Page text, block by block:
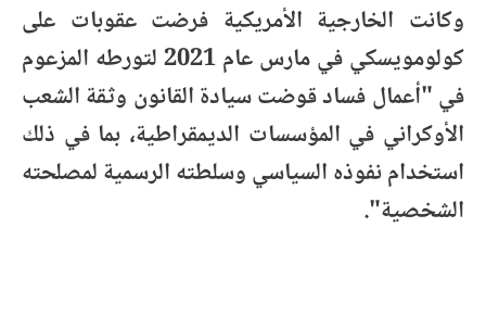
وكانت الخارجية الأمريكية فرضت عقوبات على
كولومويسكي في مارس عام 2021 لتورطه المزعوم
في "أعمال فساد قوضت سيادة القانون وثقة الشعب
الأوكراني في المؤسسات الديمقراطية، بما في ذلك
استخدام نفوذه السياسي وسلطته الرسمية لمصلحته
الشخصية".